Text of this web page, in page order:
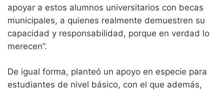
apoyar a estos alumnos universitarios con becas
municipales, a quienes realmente demuestren su
capacidad y responsabilidad, porque en verdad lo
merecen”.
De igual forma, planteó un apoyo en especie para
estudiantes de nivel básico, con el que además,